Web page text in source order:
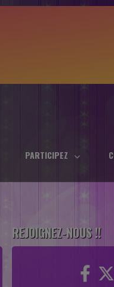
PARTICIPEZ
REJOIGNEZ-NOUS !!